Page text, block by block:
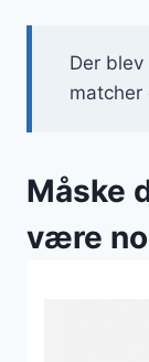
Der
matcher
Måske
være